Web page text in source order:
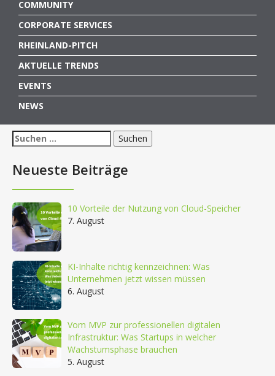
COMMUNITY
CORPORATE SERVICES
RHEINLAND-PITCH
AKTUELLE TRENDS
EVENTS
NEWS
Suchen
nach:
Neueste Beiträge
10 Vorteile der Nutzung von Cloud-Speicher
7. August
KI-Inhalte richtig kennzeichnen: Was
Unternehmen jetzt wissen müssen
6. August
Vom MVP zur professionellen digitalen
Infrastruktur: Was Startups in welcher
Wachstumsphase brauchen
5. August